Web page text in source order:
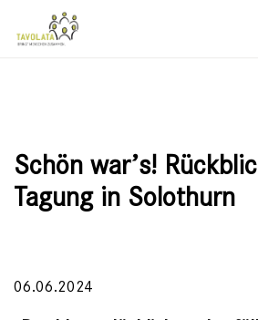
Schön war’s!
Tagung in Solothurn
06.06.2024